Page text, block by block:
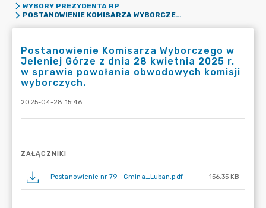
WYBORY PREZYDENTA RP
POSTANOWIENIE KOMISARZA WYBORCZEGO W JELENIEJ GÓRZE Z DNIA 28 KWIETNIA 2025 R. W SPRAWIE POWOŁANIA OBWODOWYCH KOMISJI WYBORCZYCH.
Postanowienie Komisarza Wyborczego w
Jeleniej Górze z dnia 28 kwietnia 2025 r.
w sprawie powołania obwodowych komisji
wyborczych.
2025-04-28 15:46
ZAŁĄCZNIKI
Postanowienie nr 79 - Gmina_Luban.pdf 156.35 KB